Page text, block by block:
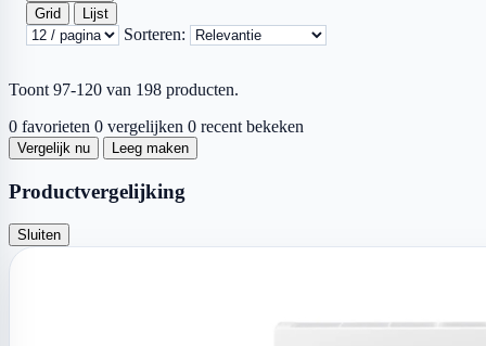
Grid
Lijst
Sorteren:
Toont 97-120 van 198 producten.
0 favorieten 0 vergelijken 0 recent bekeken
Vergelijk nu Leeg maken
Productvergelijking
Sluiten